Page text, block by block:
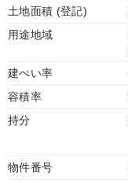
土地面積 (登記)
用途地域
建ぺい率
容積率
持分
物件番号